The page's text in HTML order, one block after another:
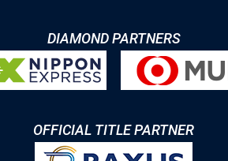
DIAMOND PARTNERS
OFFICIAL TITLE PARTNER